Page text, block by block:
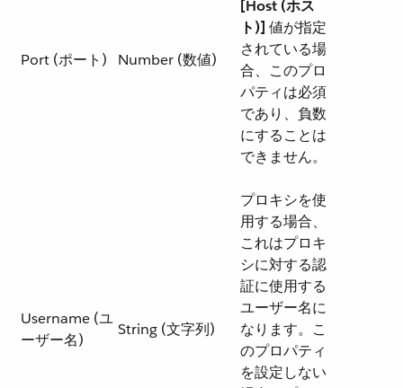
Port (ポート) Number (数値)
[Host (ホス
ト)] ​ 値が指定
されている場
合、このプロ
パティは必須
であり、負数
にすることは
できません。
Username (ユ
ーザー名)
String (文字列)
プロキシを使
用する場合、
これはプロキ
シに対する認
証に使用する
ユーザー名に
なります。こ
のプロパティ
を設定しない